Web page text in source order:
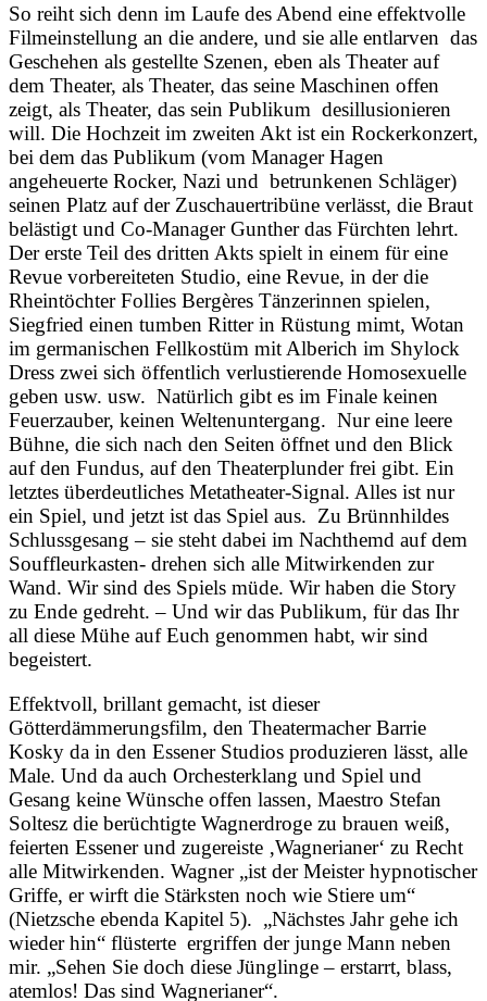
So reiht sich denn im Laufe des Abend eine effektvolle
Filmeinstellung an die andere, und sie alle entlarven das
Geschehen als gestellte Szenen, eben als Theater auf
dem Theater, als Theater, das seine Maschinen offen
zeigt, als Theater, das sein Publikum desillusionieren
will. Die Hochzeit im zweiten Akt ist ein Rockerkonzert,
bei dem das Publikum (vom Manager Hagen
angeheuerte Rocker, Nazi und betrunkenen Schläger)
seinen Platz auf der Zuschauertribüne verlässt, die Braut
belästigt und Co-Manager Gunther das Fürchten lehrt.
Der erste Teil des dritten Akts spielt in einem für eine
Revue vorbereiteten Studio, eine Revue, in der die
Rheintöchter Follies Bergères Tänzerinnen spielen,
Siegfried einen tumben Ritter in Rüstung mimt, Wotan
im germanischen Fellkostüm mit Alberich im Shylock
Dress zwei sich öffentlich verlustierende Homosexuelle
geben usw. usw. Natürlich gibt es im Finale keinen
Feuerzauber, keinen Weltenuntergang. Nur eine leere
Bühne, die sich nach den Seiten öffnet und den Blick
auf den Fundus, auf den Theaterplunder frei gibt. Ein
letztes überdeutliches Metatheater-Signal. Alles ist nur
ein Spiel, und jetzt ist das Spiel aus. Zu Brünnhildes
Schlussgesang – sie steht dabei im Nachthemd auf dem
Souffleurkasten- drehen sich alle Mitwirkenden zur
Wand. Wir sind des Spiels müde. Wir haben die Story
zu Ende gedreht. – Und wir das Publikum, für das Ihr
all diese Mühe auf Euch genommen habt, wir sind
begeistert.
Effektvoll, brillant gemacht, ist dieser
Götterdämmerungsfilm, den Theatermacher Barrie
Kosky da in den Essener Studios produzieren lässt, alle
Male. Und da auch Orchesterklang und Spiel und
Gesang keine Wünsche offen lassen, Maestro Stefan
Soltesz die berüchtigte Wagnerdroge zu brauen weiß,
feierten Essener und zugereiste ‚Wagnerianer‘ zu Recht
alle Mitwirkenden. Wagner „ist der Meister hypnotischer
Griffe, er wirft die Stärksten noch wie Stiere um“
(Nietzsche ebenda Kapitel 5). „Nächstes Jahr gehe ich
wieder hin“ flüsterte ergriffen der junge Mann neben
mir. „Sehen Sie doch diese Jünglinge – erstarrt, blass,
atemlos! Das sind Wagnerianer“.